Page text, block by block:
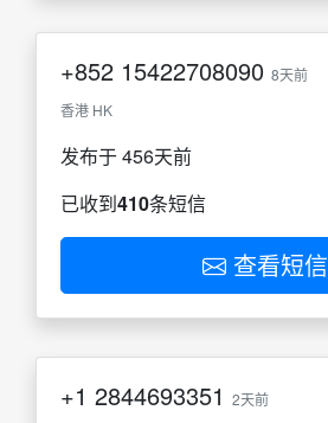
+852 15422708090 8天前
香港 HK
发布于 456天前
已收到410条短信
查看短信
+1 2844693351 2天前